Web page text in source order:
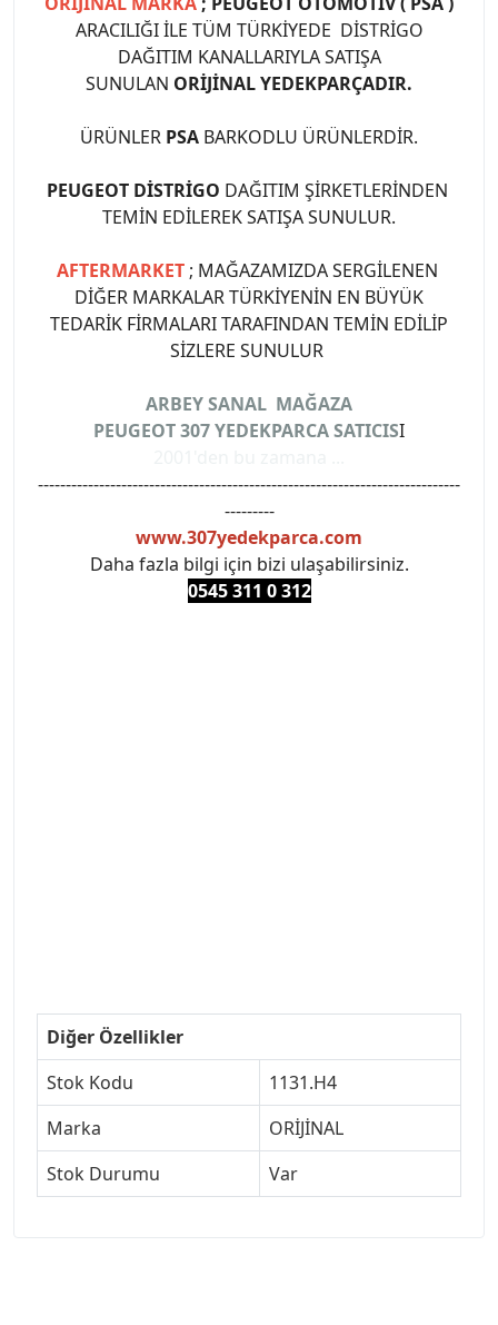
ARACILIĞI İLE TÜM TÜRKİYEDE DİSTRİGO
DAĞITIM KANALLARIYLA SATIŞA
SUNULAN ORİJİNAL YEDEKPARÇADIR.
ÜRÜNLER PSA BARKODLU ÜRÜNLERDİR.
PEUGEOT DİSTRİGO DAĞITIM ŞİRKETLERİNDEN
TEMİN EDİLEREK SATIŞA SUNULUR.
AFTERMARKET ; MAĞAZAMIZDA SERGİLENEN
DİĞER MARKALAR TÜRKİYENİN EN BÜYÜK
TEDARİK FİRMALARI TARAFINDAN TEMİN EDİLİP
SİZLERE SUNULUR
ARBEY SANAL MAĞAZA
PEUGEOT 307 YEDEKPARCA SATICISI
----------------------------------------------------------------------------
---------
www.307yedekparca.com
Daha fazla bilgi için bizi ulaşabilirsiniz.
0545 311 0 312
Diğer Özellikler
Stok Kodu
1131.H4
Marka
ORİJİNAL
Stok Durumu
Var